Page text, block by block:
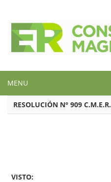
MENU
RESOLUCIÓN N° 909 C.M.E.R.
VISTO: